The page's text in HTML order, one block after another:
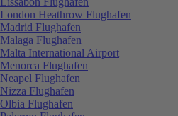
London Heathrow Flughafen
Madrid Flughafen
Malaga Flughafen
Malta International Airport
Menorca Flughafen
Neapel Flughafen
Nizza Flughafen
Olbia Flughafen